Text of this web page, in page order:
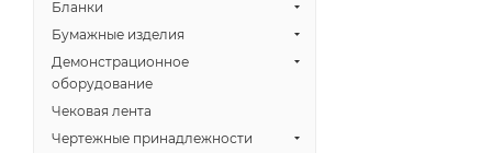
Бланки
Бумажные изделия
Демонстрационное
оборудование
Чековая лента
Чертежные принадлежности